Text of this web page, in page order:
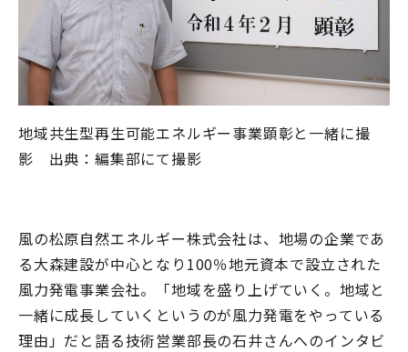
地域共生型再生可能エネルギー事業顕彰と一緒に撮
影 出典：編集部にて撮影
風の松原自然エネルギー株式会社は、地場の企業であ
る大森建設が中心となり100％地元資本で設立された
風力発電事業会社。「地域を盛り上げていく。地域と
一緒に成長していくというのが風力発電をやっている
理由」だと語る技術営業部長の石井さんへのインタビ